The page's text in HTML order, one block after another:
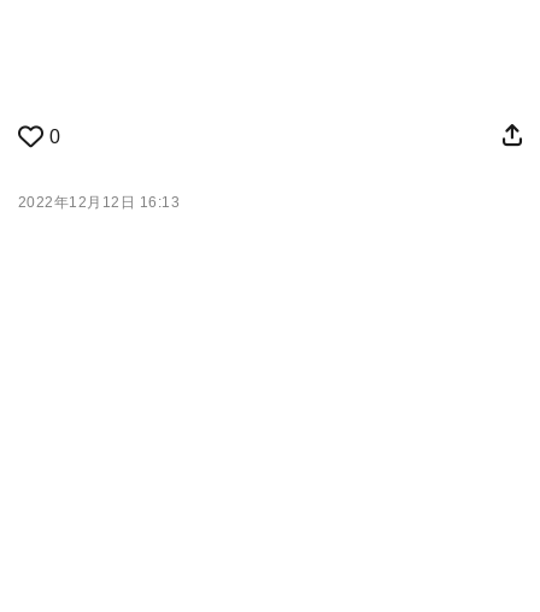
0
2022年12月12日 16:13